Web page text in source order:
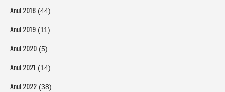
Anul 2018 (44)
Anul 2019 (11)
Anul 2020 (5)
Anul 2021 (14)
Anul 2022 (38)